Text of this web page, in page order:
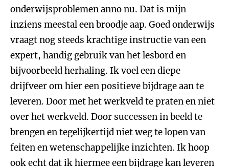
onderwijsproblemen anno nu. Dat is mijn
inziens meestal een broodje aap. Goed onderwijs
vraagt nog steeds krachtige instructie van een
expert, handig gebruik van het lesbord en
bijvoorbeeld herhaling. Ik voel een diepe
drijfveer om hier een positieve bijdrage aan te
leveren. Door met het werkveld te praten en niet
over het werkveld. Door successen in beeld te
brengen en tegelijkertijd niet weg te lopen van
feiten en wetenschappelijke inzichten. Ik hoop
ook echt dat ik hiermee een bijdrage kan leveren